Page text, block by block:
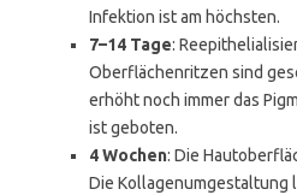
Infektion ist am höchsten.
7–14 Tage:
Oberflächenritzen sind
erhöht noch immer das
ist geboten.
4 Wochen: Die
Die Kollagenumgestaltung